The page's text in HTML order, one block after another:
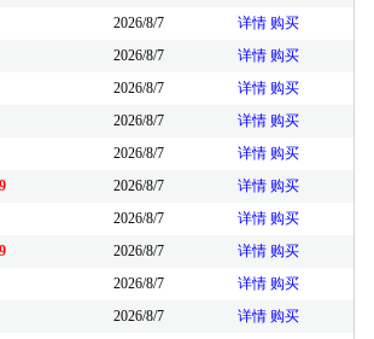
2026/8/7 详情 购买
2026/8/7 详情 购买
2026/8/7 详情 购买
2026/8/7 详情 购买
2026/8/7 详情 购买
2026/8/7 详情 购买
2026/8/7 详情 购买
2026/8/7 详情 购买
2026/8/7 详情 购买
2026/8/7 详情 购买